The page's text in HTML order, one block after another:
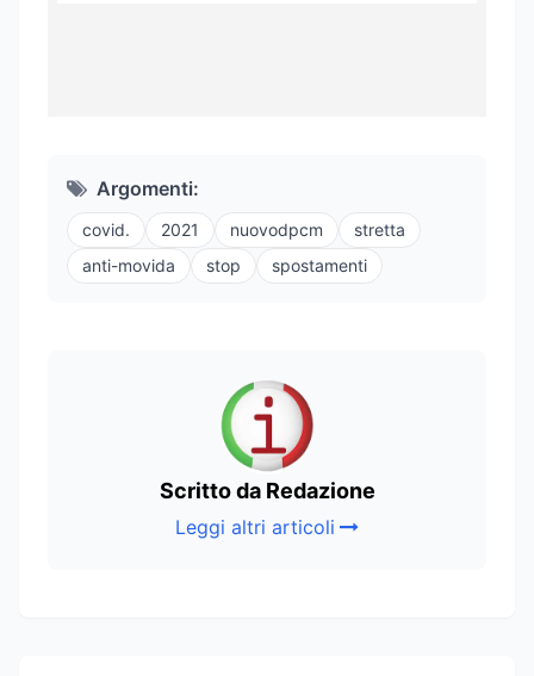
Argomenti:
covid. 2021 nuovodpcm
stretta
anti-movida
stop spostamenti
Scritto da Redazione
Leggi altri articoli